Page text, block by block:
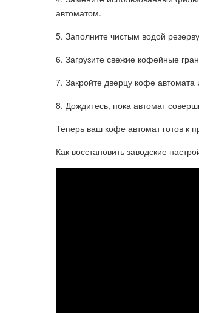
автоматом.
5. Заполните чистым водой
6. Загрузите свежие кофейные
7. Закройте дверцу кофе автомата
8. Дождитесь, пока автомат
Теперь ваш кофе автомат готов к
Как восстановить заводские